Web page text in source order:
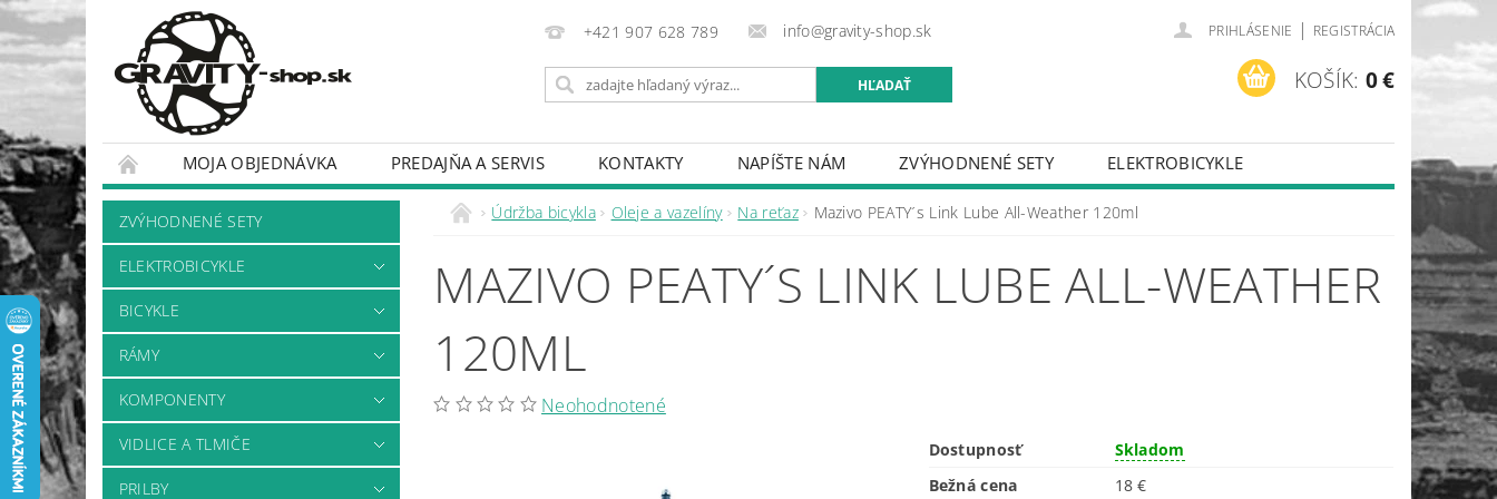
+421 907 628 789 info@gravity-shop.sk PRIHLÁSENIE | REGISTRÁCIA
KOŠÍK: 0 €
MOJA OBJEDNÁVKA PREDAJŇA A SERVIS KONTAKTY NAPÍŠTE NÁM ZVÝHODNENÉ SETY
ELEKTROBICYKLE
BICYKLE
RÁMY
ZVÝHODNENÉ SETY
ELEKTROBICYKLE
BICYKLE
RÁMY
KOMPONENTY
VIDLICE A TLMIČE
PRILBY
Údržba bicykla Oleje a vazelíny Na reťaz Mazivo PEATY´s Link Lube All-Weather 120ml
MAZIVO PEATY´S LINK LUBE ALL-WEATHER
120ML
Neohodnotené
Dostupnosť
Skladom
Bežná cena
18 €